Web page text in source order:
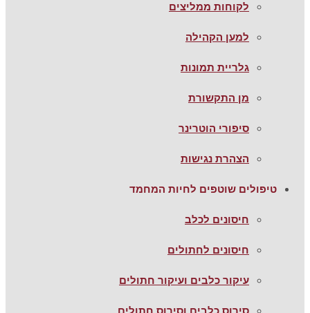
לקוחות ממליצים
למען הקהילה
גלריית תמונות
מן התקשורת
סיפורי הוטרינר
הצהרת נגישות
טיפולים שוטפים לחיות המחמד
חיסונים לכלב
חיסונים לחתולים
עיקור כלבים ועיקור חתולים
סירוס כלבים וסירוס חתולים